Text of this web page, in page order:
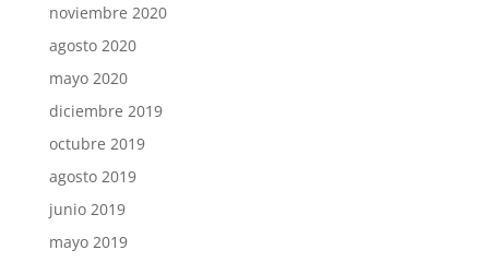
noviembre 2020
agosto 2020
mayo 2020
diciembre 2019
octubre 2019
agosto 2019
junio 2019
mayo 2019